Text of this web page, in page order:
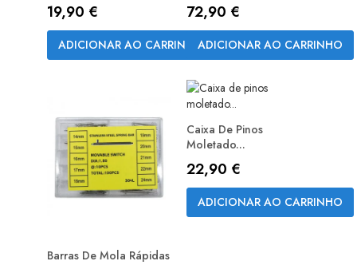
Preço
19,90 €
ADICIONAR AO CARRINHO
Preço
72,90 €
ADICIONAR AO CARRINHO
Barras De Mola Rápidas
Caixa De Pinos
Moletado...
Preço
22,90 €
ADICIONAR AO CARRINHO